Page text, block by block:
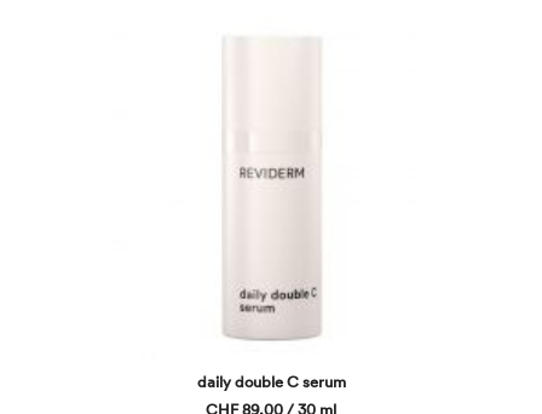
daily double C serum
CHF 89,00 / 30 ml